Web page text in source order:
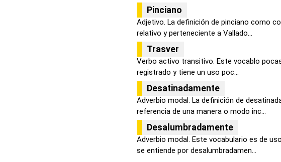
Pinciano
Adjetivo. La definición de pinciano como
relativo y perteneciente a Vallado...
Trasver
Verbo activo transitivo. Este vocablo
registrado y tiene un uso poc...
Desatinadamente
Adverbio modal. La definición de
referencia de una manera o modo inc...
Desalumbradamente
Adverbio modal. Este vocabulario es de
se entiende por desalumbradamen...